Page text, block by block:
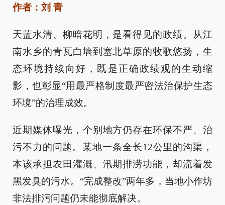
作者：刘 青
天蓝水清、柳暗花明，是看得见的政绩。从江
南水乡的青瓦白墙到塞北草原的牧歌悠扬，生
态环境持续向好，既是正确政绩观的生动缩
影，也彰显“用最严格制度最严密法治保护生态
环境”的治理成效。
近期媒体曝光，个别地方仍存在环保不严、治
污不力的问题。某地一条全长12公里的沟渠，
本该承担农田灌溉、汛期排涝功能，却流着发
黑发臭的污水。“完成整改”两年多，当地小作坊
非法排污问题仍未能彻底解决。